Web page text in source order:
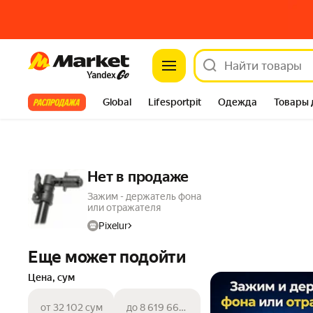
Market
Все хиты Global Lifesportpit Одежда Товары
Нет в продаже
Зажим - держатель фона
или отражателя
Pixelur
Еще может подойти
Цена, сум
от 32 102 сум до 8 619 663 сум